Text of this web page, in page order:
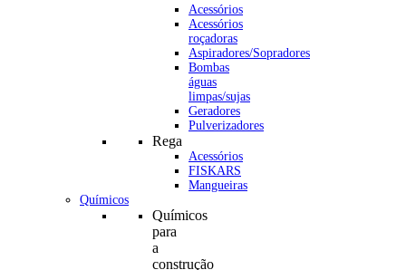
Acessórios
Acessórios
roçadoras
Aspiradores/Sopradores
Bombas
águas
limpas/sujas
Geradores
Pulverizadores
Rega
Acessórios
FISKARS
Mangueiras
Químicos
Químicos
para
a
construção